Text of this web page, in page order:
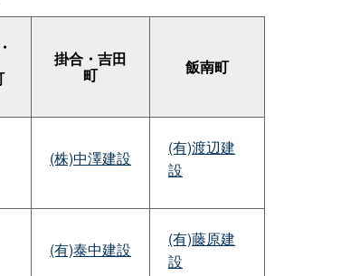
掛合・吉田
町 飯南町
(株)中澤建設
(有)渡辺建
設
(有)泰中建設
(有)藤原建
設